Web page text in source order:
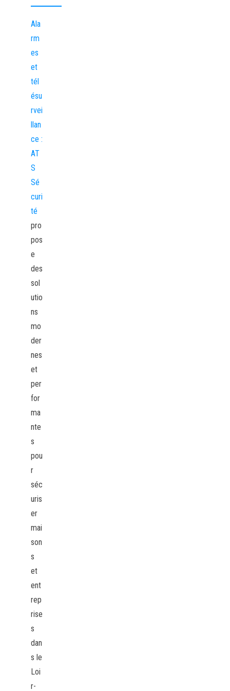
Ala
rm
es
et
tél
ésu
rvei
llan
ce :
AT
S
Sé
curi
té
pro
pos
e
des
sol
utio
ns
mo
der
nes
et
per
for
ma
nte
s
pou
r
séc
uris
er
mai
son
s
et
ent
rep
rise
s
dan
s le
Loi
r-